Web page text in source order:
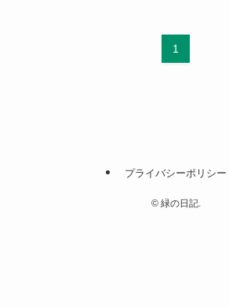
1
プライバシーポリシー
©緑の日記.